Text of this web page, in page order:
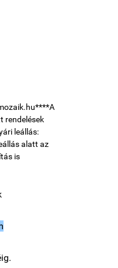
rendelések
leállás:
alatt az
is